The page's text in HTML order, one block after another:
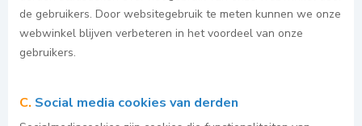
de gebruikers. Door websitegebruik te meten kunnen we onze
webwinkel blijven verbeteren in het voordeel van onze
gebruikers.
C. Social media cookies van derden